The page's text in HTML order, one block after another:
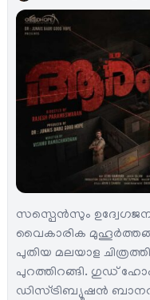
സസ്പെൻസും
വൈകാരിക
പുതിയ മലയാള
പുറത്തിറങ്ങി. ഗുഡ്
ഡിസ്ട്രിബ്യൂഷൻ